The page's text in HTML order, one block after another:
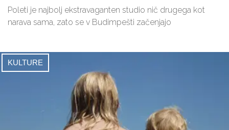
Poleti je najbolj ekstravaganten studio nič drugega kot
narava sama, zato se v Budimpešti začenjajo
KULTURE